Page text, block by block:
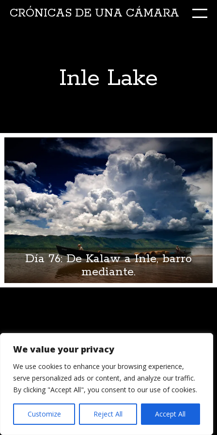
We value your privacy
We use cookies to enhance your browsing experience,
serve personalized ads or content, and analyze our traffic.
By clicking "Accept All", you consent to our use of cookies.
Customize Reject All Accept All
CRÓNICAS DE UNA CÁMARA
Inle Lake
Día 76: De Kalaw a Inle, barro
mediante.
© 2006 - 2026
dicen que llegada una edad es hora de asentar la
cabeza. Decepcionémosles.
Crónicas de una cámara es un blog de Ignacio